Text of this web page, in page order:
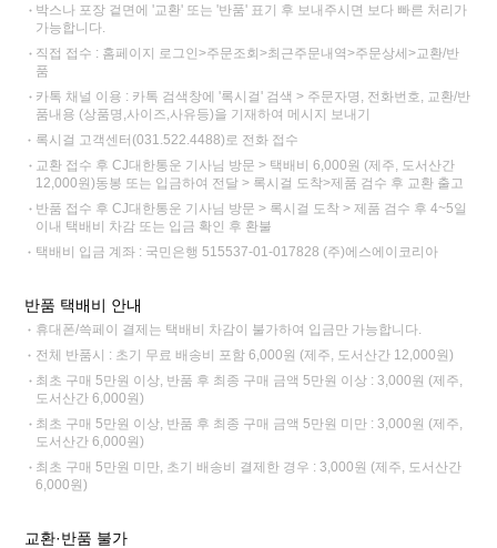
박스나 포장 겉면에 '교환' 또는 '반품' 표기 후 보내주시면 보다 빠른 처리가
가능합니다.
직접 접수 : 홈페이지 로그인>주문조회>최근주문내역>주문상세>교환/반
품
카톡 채널 이용 : 카톡 검색창에 '록시걸' 검색 > 주문자명, 전화번호, 교환/반
품내용 (상품명,사이즈,사유등)을 기재하여 메시지 보내기
록시걸 고객센터(031.522.4488)로 전화 접수
교환 접수 후 CJ대한통운 기사님 방문 > 택배비 6,000원 (제주, 도서산간
12,000원)동봉 또는 입금하여 전달 > 록시걸 도착>제품 검수 후 교환 출고
반품 접수 후 CJ대한통운 기사님 방문 > 록시걸 도착 > 제품 검수 후 4~5일
이내 택배비 차감 또는 입금 확인 후 환불
택배비 입금 계좌 : 국민은행 515537-01-017828 (주)에스에이코리아
반품 택배비 안내
휴대폰/쓱페이 결제는 택배비 차감이 불가하여 입금만 가능합니다.
전체 반품시 : 초기 무료 배송비 포함 6,000원 (제주, 도서산간 12,000원)
최초 구매 5만원 이상, 반품 후 최종 구매 금액 5만원 이상 : 3,000원 (제주,
도서산간 6,000원)
최초 구매 5만원 이상, 반품 후 최종 구매 금액 5만원 미만 : 3,000원 (제주,
도서산간 6,000원)
최초 구매 5만원 미만, 초기 배송비 결제한 경우 : 3,000원 (제주, 도서산간
6,000원)
교환·반품 불가